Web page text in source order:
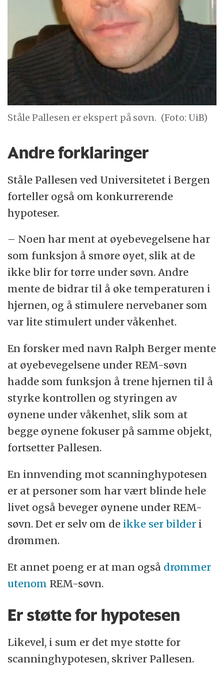
Ståle Pallesen er ekspert på søvn. (Foto: UiB)
Andre forklaringer
Ståle Pallesen ved Universitetet i Bergen
forteller også om konkurrerende
hypoteser.
– Noen har ment at øyebevegelsene har
som funksjon å smøre øyet, slik at de
ikke blir for tørre under søvn. Andre
mente de bidrar til å øke temperaturen i
hjernen, og å stimulere nervebaner som
var lite stimulert under våkenhet.
En forsker med navn Ralph Berger mente
at øyebevegelsene under REM-søvn
hadde som funksjon å trene hjernen til å
styrke kontrollen og styringen av
øynene under våkenhet, slik som at
begge øynene fokuser på samme objekt,
fortsetter Pallesen.
En innvending mot scanninghypotesen
er at personer som har vært blinde hele
livet også beveger øynene under REM-
søvn. Det er selv om de ikke ser bilder i
drømmen.
Et annet poeng er at man også drømmer
utenom REM-søvn.
Er støtte for hypotesen
Likevel, i sum er det mye støtte for
scanninghypotesen, skriver Pallesen.